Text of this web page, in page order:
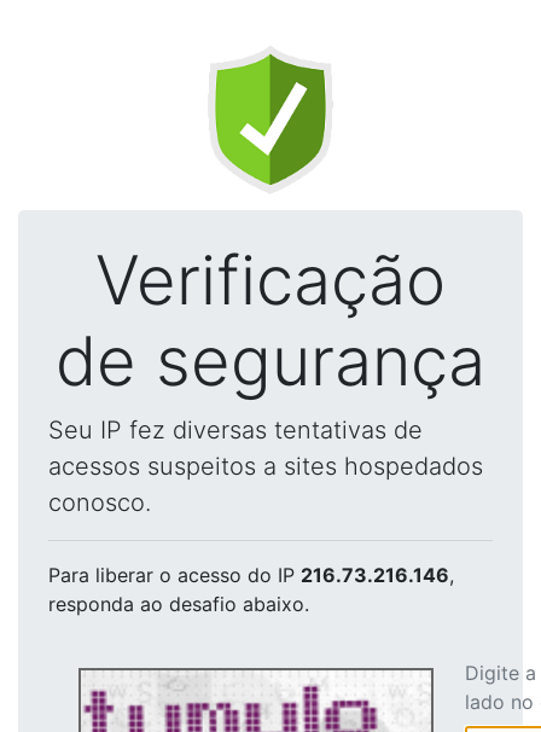
Verificação
de segurança
Seu IP fez diversas tentativas de
acessos suspeitos a sites hospedados
conosco.
Para liberar o acesso do IP 216.73.216.146,
responda ao desafio abaixo.
Digite
lado no